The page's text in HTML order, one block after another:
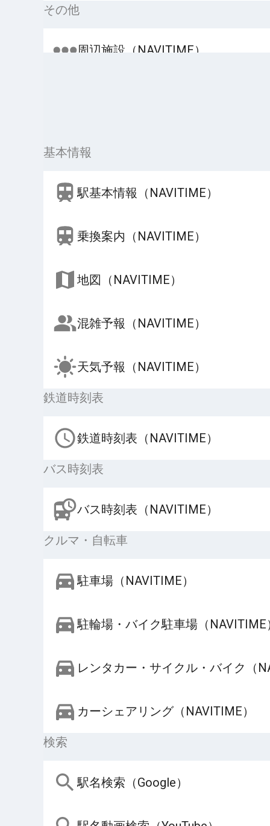
その他
周辺施設（NAVITIME）
基本情報
駅基本情報（NAVITIME）
乗換案内（NAVITIME）
地図（NAVITIME）
混雑予報（NAVITIME）
天気予報（NAVITIME）
鉄道時刻表
鉄道時刻表（NAVITIME）
バス時刻表
バス時刻表（NAVITIME）
クルマ・自転車
駐車場（NAVITIME）
駐輪場・バイク駐車場（NAVITIME
レンタカー・サイクル・バイク（
カーシェアリング（NAVITIME）
検索
駅名検索（Google）